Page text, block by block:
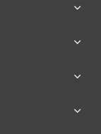
技创新，品质为先”
现。从研发设计到